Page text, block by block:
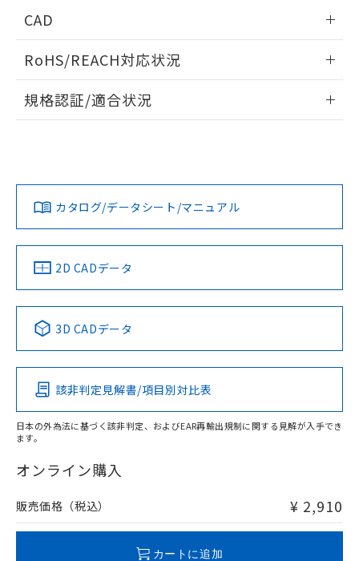
CAD
ドすることができます。
ログイン/会員登録
ダウンロードデータをご利用いただく前に、以下を必ずお読
みください。
ソフトウェアの使用条件
RoHS/REACH対応状況
EU RoHS 注意事項・凡例
対応済み
中国 RoHS 注意事項・凡例
Pb Hg Cd Cr(VI)
O
在庫等で未対応品が混在する可能性があります。
問い合わせください。
規格認証/適合状況
LR型式承認
（イギリス
船舶規格）
DNV型式承認
（ノルウェー
BV型式承認
（フランス
KR型式
（韓国
No No No No
この製品の規格認証/適合状況ページへ
その他の認証はこちらのページからご検索ください
カタログ/データシート/マニュアル
2D CADデータ
3D CADデータ
該非判定見解書/項目別対比表
日本の外為法に基づく該非判定、およびEAR再輸出規制に関する見解が入手でき
ます。
オンライン購入
販売価格（税込） ¥ 2,910
カートに追加
欄に対応日を記載しておりました。
既に当社にて対応品への在庫切替を完了
していることから、特段のことがない限
り、2022年1月12日より割愛しておりま
す。